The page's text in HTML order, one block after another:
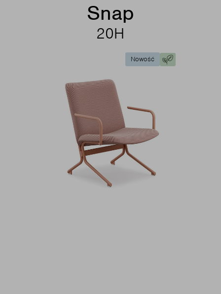
Snap
20H
Nowość